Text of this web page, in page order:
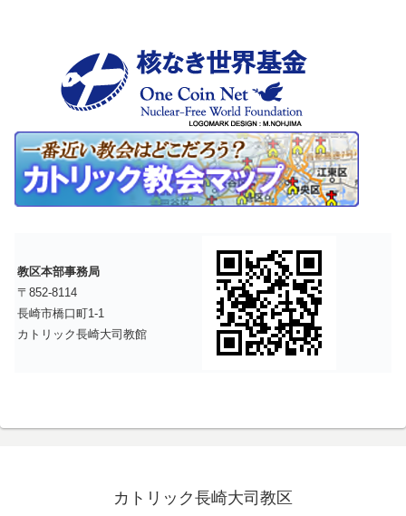
教区本部事務局
〒852-8114
長崎市橋口町1-1
カトリック長崎大司教館
カトリック長崎大司教区